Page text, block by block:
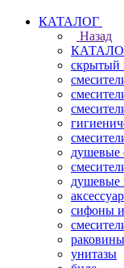
КАТАЛОГ
Назад
скрытый
душевые
душевые
сифоны
раковины
унитазы